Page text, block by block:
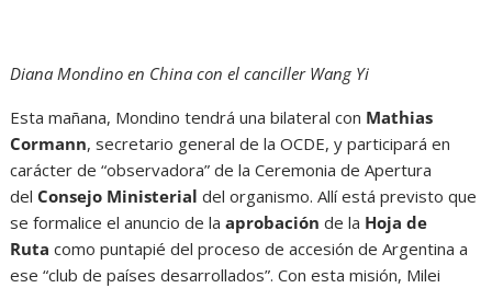
Diana Mondino en China con el canciller Wang Yi
Esta mañana, Mondino tendrá una bilateral con Mathias
Cormann, secretario general de la OCDE, y participará en
carácter de “observadora” de la Ceremonia de Apertura
del Consejo Ministerialdel organismo. Allí está previsto que
se formalice el anuncio de laaprobaciónde la Hoja de
Ruta como puntapié del proceso de accesión de Argentina a
ese “club de países desarrollados”. Con esta misión, Milei